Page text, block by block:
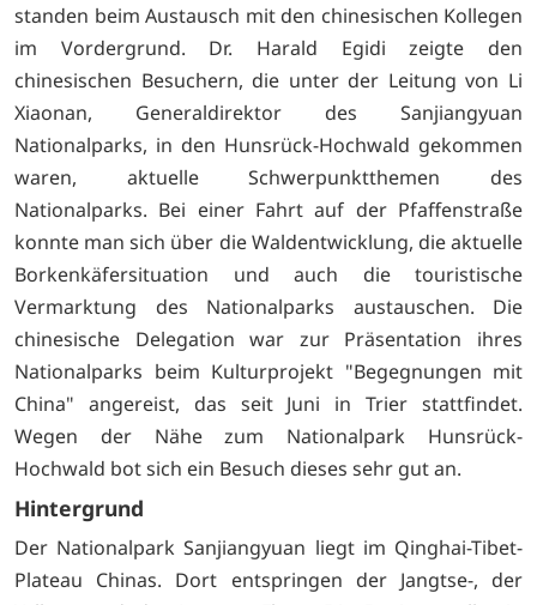
standen beim Austausch mit den chinesischen Kollegen
im Vordergrund. Dr. Harald Egidi zeigte den
chinesischen Besuchern, die unter der Leitung von Li
Xiaonan, Generaldirektor des Sanjiangyuan
Nationalparks, in den Hunsrück-Hochwald gekommen
waren, aktuelle Schwerpunktthemen des
Nationalparks. Bei einer Fahrt auf der Pfaffenstraße
konnte man sich über die Waldentwicklung, die aktuelle
Borkenkäfersituation und auch die touristische
Vermarktung des Nationalparks austauschen. Die
chinesische Delegation war zur Präsentation ihres
Nationalparks beim Kulturprojekt "Begegnungen mit
China" angereist, das seit Juni in Trier stattfindet.
Wegen der Nähe zum Nationalpark Hunsrück-
Hochwald bot sich ein Besuch dieses sehr gut an.
Hintergrund
Der Nationalpark Sanjiangyuan liegt im Qinghai-Tibet-
Plateau Chinas. Dort entspringen der Jangtse-, der